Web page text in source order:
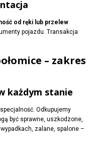
od ręki lub przelew
pojazdu. Transakcja
– zakres
każdym stanie
Odkupujemy
być sprawne, uszkodzone,
zalane, spalone –